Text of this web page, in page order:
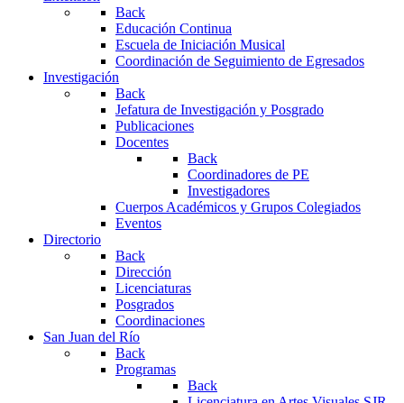
Back
Educación Continua
Escuela de Iniciación Musical
Coordinación de Seguimiento de Egresados
Investigación
Back
Jefatura de Investigación y Posgrado
Publicaciones
Docentes
Back
Coordinadores de PE
Investigadores
Cuerpos Académicos y Grupos Colegiados
Eventos
Directorio
Back
Dirección
Licenciaturas
Posgrados
Coordinaciones
San Juan del Río
Back
Programas
Back